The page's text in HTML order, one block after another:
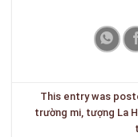
This entry was
trường mi tượng La